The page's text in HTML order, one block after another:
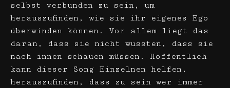
selbst verbunden zu sein, um
herauszufinden, wie sie ihr eigenes Ego
überwinden können. Vor allem liegt das
daran, dass sie nicht wussten, dass sie
nach innen schauen müssen. Hoffentlich
kann dieser Song Einzelnen helfen,
herauszufinden, dass zu sein wer immer